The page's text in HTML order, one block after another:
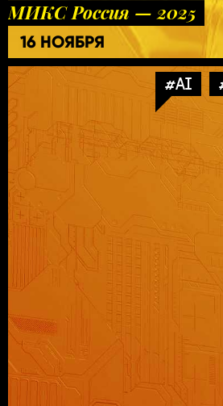
МИКС Россия — 2025
16 НОЯБРЯ
#AI